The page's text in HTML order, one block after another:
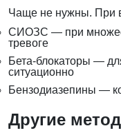
Чаще не нужны. При
СИОЗС — при
тревоге
Бета-блокаторы —
ситуационно
Бензодиазепины —
Другие